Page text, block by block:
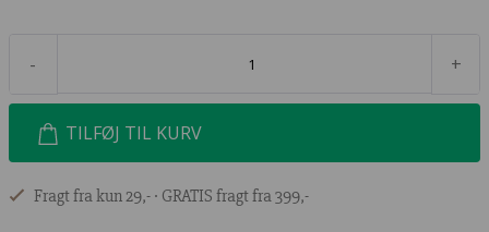
- +
TILFØJ TIL KURV
Fragt fra kun 29,- ∙ GRATIS fragt fra 399,-